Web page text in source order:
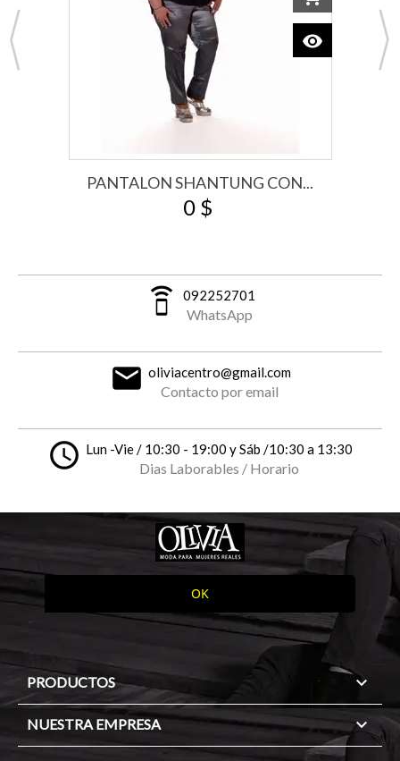
PANTALON SHANTUNG CON...
0 $
visibility
speaker_phone 092252701
WhatsApp
email oliviacentro@gmail.com
Contacto por email
access_time Lun -Vie / 10:30 - 19:00 y Sáb /10:30 a 13:30
Dias Laborables / Horario
PRODUCTOS 
NUESTRA EMPRESA 